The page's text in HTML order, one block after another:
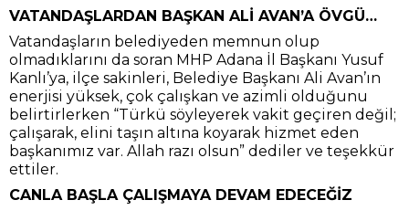
VATANDAŞLARDAN BAŞKAN ALİ AVAN’A ÖVGÜ…
Vatandaşların belediyeden memnun olup
olmadıklarını da soran MHP Adana İl Başkanı Yusuf
Kanlı’ya, ilçe sakinleri, Belediye Başkanı Ali Avan’ın
enerjisi yüksek, çok çalışkan ve azimli olduğunu
belirtirlerken “Türkü söyleyerek vakit geçiren değil;
çalışarak, elini taşın altına koyarak hizmet eden
başkanımız var. Allah razı olsun” dediler ve teşekkür
ettiler.
CANLA BAŞLA ÇALIŞMAYA DEVAM EDECEĞİZ